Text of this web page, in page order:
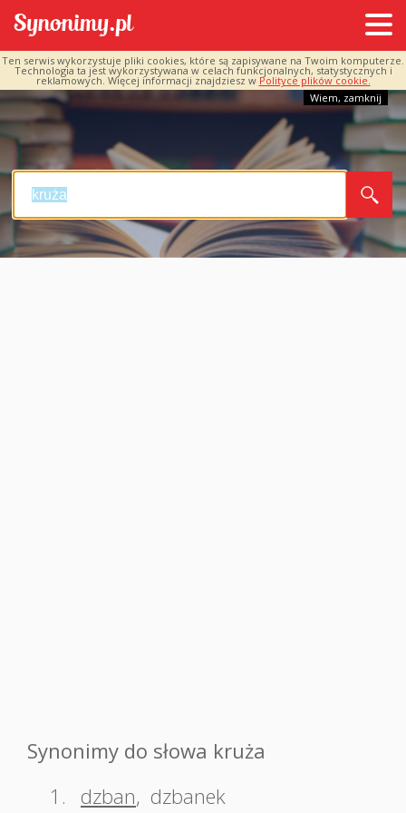
Ten serwis wykorzystuje pliki cookies, które są zapisywane na Twoim komputerze.
Technologia ta jest wykorzystywana w celach funkcjonalnych, statystycznych i
reklamowych. Więcej informacji znajdziesz w Polityce plików cookie.
Wiem, zamknij
Synonimy do słowa kruża
1.
dzban, dzbanek